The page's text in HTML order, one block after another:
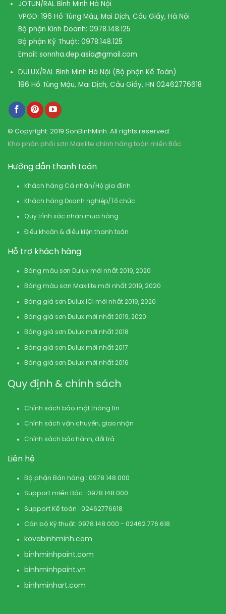
JOTUN/RAL Bình Minh Hà Nội
VPGD: 196 Hồ Tùng Mậu, Mai Dịch, Cầu Giấy, Hà Nội
Bộ phận Kinh Doanh: 0978.148.125
Bộ phận Kỹ Thuật: 0978.148.125
Email: sonnha.dep.asia@gmail.com
DULUX/RAL Bình Minh Hà Nội (Bộ phận Kế Toán)
196 Hồ Tùng Mậu, Mai Dịch, Cầu Giấy, HN 02462776618
© Copyright: 2019 SonBinhMinh. All rights reserved.
Kho phân phối sơn Maxilite chính hãng toàn miền Bắc
Hướng dẫn thanh toán
Khách hàng Cá nhân/Hộ gia đình
Khách hàng Doanh nghiệp/Tổ chức
Quy trình xác nhận mua hàng
Điều khoản & điều kiện thanh toán
Hỗ trợ khách hàng
Bảng màu sơn Dulux mới nhất 2019, 2020
Bảng màu sơn Maxilite mới nhất 2019, 2020
Bảng giá sơn Dulux ICI mới nhất 2019, 2020
Bảng giá sơn Dulux mới nhất 2019, 2020
Bảng giá sơn Dulux mới nhất 2018
Bảng giá sơn Dulux mới nhất 2017
Bảng giá sơn Dulux mới nhất 2016
Quy định & chính sách
Chính sách bảo mật thông tin
Chính sách vận chuyển, giao nhận
Chính sách bảo hành, đổi trả
Liên hệ
Bộ phận Bán hàng : 0978.148.000
Support miền Bắc : 0978.148.000
Support Kế toán : 02462776618
Cán bộ Kỹ thuật: 0978.148.000 - 02462.776.618
kovabinhminh.com
binhminhpaint.com
binhminhpaint.vn
binhminhart.com